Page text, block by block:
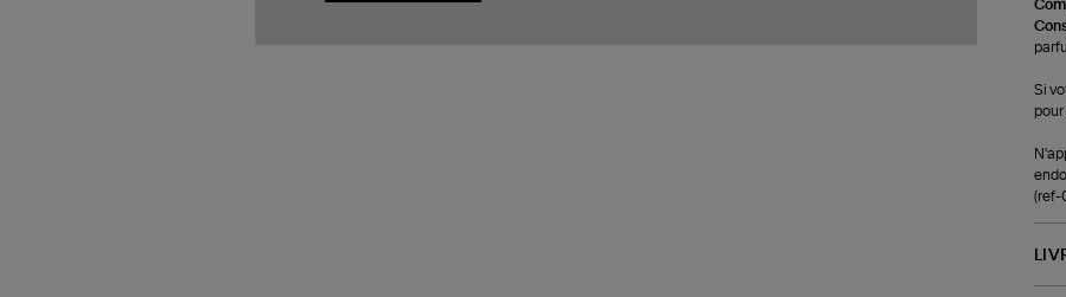
Si
(ref-